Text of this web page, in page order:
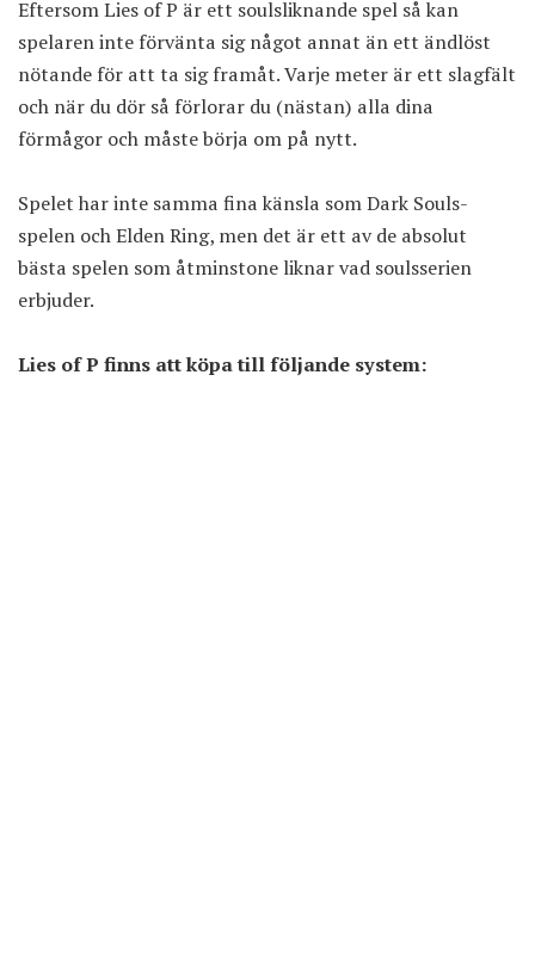
Eftersom Lies of P är ett soulsliknande spel så kan
spelaren inte förvänta sig något annat än ett ändlöst
nötande för att ta sig framåt. Varje meter är ett slagfält
och när du dör så förlorar du (nästan) alla dina
förmågor och måste börja om på nytt.
Spelet har inte samma fina känsla som Dark Souls-
spelen och Elden Ring, men det är ett av de absolut
bästa spelen som åtminstone liknar vad soulsserien
erbjuder.
Lies of P finns att köpa till följande system: